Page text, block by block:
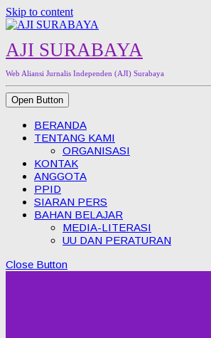
Skip to content
AJI SURABAYA
Web Aliansi Jurnalis Independen (AJI) Surabaya
Open Button
BERANDA
TENTANG KAMI
ORGANISASI
KONTAK
ANGGOTA
PPID
SIARAN PERS
BAHAN BELAJAR
MEDIA-LITERASI
UU DAN PERATURAN
Close Button